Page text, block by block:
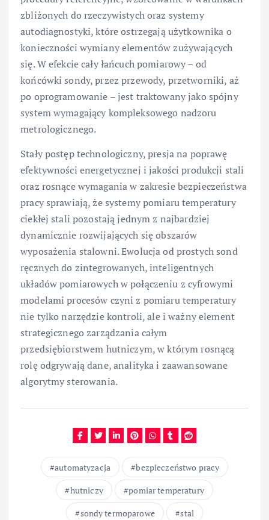
zbliżonych do rzeczywistych oraz systemy
autodiagnostyki, które ostrzegają użytkownika o
konieczności wymiany elementów zużywających
się. W efekcie cały łańcuch pomiarowy – od
końcówki sondy, przez przewody, przetworniki, aż
po oprogramowanie – jest traktowany jako spójny
system wymagający kompleksowego nadzoru
metrologicznego.
Stały postęp technologiczny, presja na poprawę
efektywności energetycznej i jakości produkcji stali
oraz rosnące wymagania w zakresie bezpieczeństwa
pracy sprawiają, że systemy pomiaru temperatury
ciekłej stali pozostają jednym z najbardziej
dynamicznie rozwijających się obszarów
wyposażenia stalowni. Ewolucja od prostych sond
ręcznych do zintegrowanych, inteligentnych
układów pomiarowych w połączeniu z cyfrowymi
modelami procesów czyni z pomiaru temperatury
nie tylko narzędzie kontroli, ale i ważny element
strategicznego zarządzania całym
przedsiębiorstwem hutniczym, w którym rosnącą
rolę odgrywają dane, analityka i zaawansowane
algorytmy sterowania.
automatyzacja
bezpieczeństwo pracy
hutniczy
pomiar temperatury
sondy termoparowe
stal